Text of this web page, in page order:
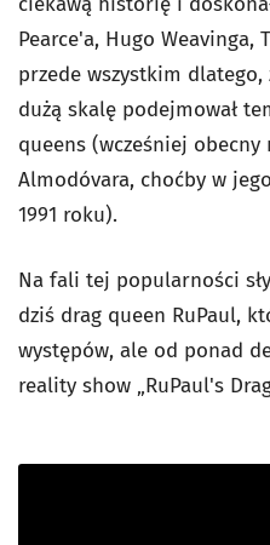
Pearce'a, Hugo Weavinga,
przede wszystkim
dużą skalę podejmował
queens (wcześniej
Almodóvara, choćby w
1991 roku).
Na fali tej popularności
dziś drag queen RuPaul,
występów, ale od ponad
reality show „RuPaul's Drag